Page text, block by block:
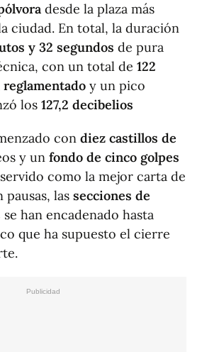
desde la plaza más
ciudad. En total, la duración
y 32 segundos de pura
con un total de 122
y un pico
los 127,2 decibelios
con diez castillos de
y un fondo de cinco golpes
como la mejor carta de
las secciones de
se han encadenado hasta
que ha supuesto el cierre